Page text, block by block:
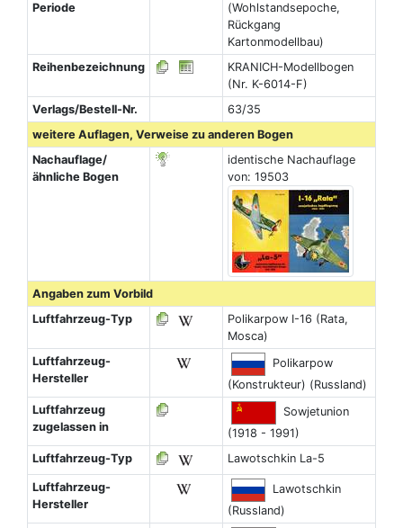
Periode
(Wohlstandsepoche,
Rückgang
Kartonmodellbau)
Reihenbezeichnung
KRANICH-Modellbogen
(Nr. K-6014-F)
Verlags/Bestell-Nr.
63/35
weitere Auflagen, Verweise zu anderen Bogen
Nachauflage/
ähnliche Bogen
identische Nachauflage
von: 19503
Angaben zum Vorbild
Luftfahrzeug-Typ
Polikarpow I-16 (Rata,
Mosca)
Luftfahrzeug-
Hersteller
Polikarpow
(Konstrukteur) (Russland)
Luftfahrzeug
zugelassen in
Sowjetunion
(1918 - 1991)
Luftfahrzeug-Typ
Lawotschkin La-5
Luftfahrzeug-
Hersteller
Lawotschkin
(Russland)